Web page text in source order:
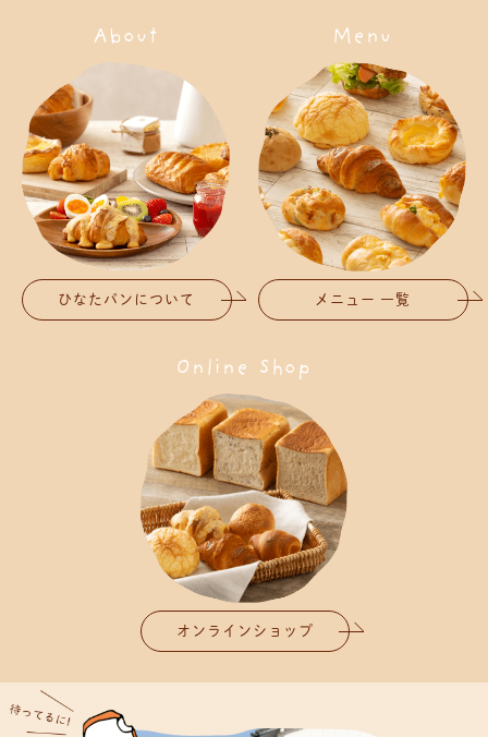
About
ひなたパンについて
Menu
メニュー 一覧
Online Shop
オンラインショップ